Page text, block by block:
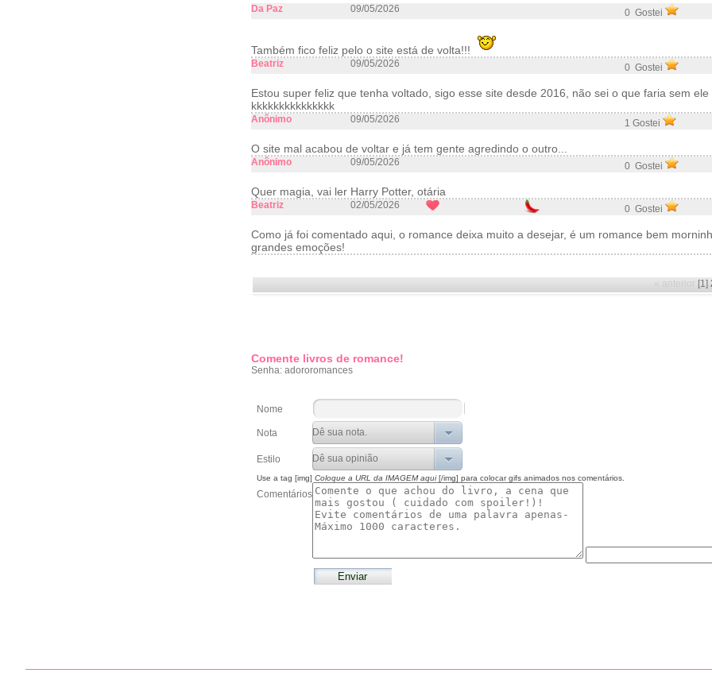
Da Paz 09/05/2026 0 Gostei
Também fico feliz pelo o site está de volta!!!
Beatriz 09/05/2026 0 Gostei
Estou super feliz que tenha voltado, sigo esse site desde 2016, não sei o que faria sem ele
kkkkkkkkkkkkkkk
Anônimo 09/05/2026 1 Gostei
O site mal acabou de voltar e já tem gente agredindo o outro...
Anônimo 09/05/2026 0 Gostei
Quer magia, vai ler Harry Potter, otária
Beatriz 02/05/2026 0 Gostei
Como já foi comentado aqui, o romance deixa muito a desejar, é um romance bem
grandes emoções!
« anterior [1]
Comente livros de romance!
Senha: adororomances
Nome
Nota
Estilo
Use a tag [img] Coloque a URL da IMAGEM aqui[/img] para colocar gifs animados nos comentários.
Comentários